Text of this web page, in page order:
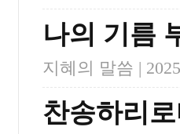
나의 기름
지혜의 말씀 |
찬송하리